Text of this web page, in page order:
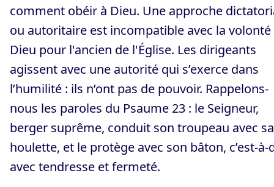
comment obéir à Dieu. Une approche
ou autoritaire est incompatible avec la volonté
Dieu pour l'ancien de l'Église. Les dirigeants
agissent avec une autorité qui s’exerce dans
l’humilité : ils n’ont pas de pouvoir. Rappelons-
nous les paroles du Psaume 23 : le Seigneur,
berger suprême, conduit son troupeau avec sa
houlette, et le protège avec son bâton, c’est-à-
avec tendresse et fermeté.